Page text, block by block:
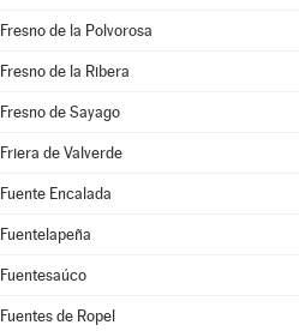
Fresno de la Polvorosa
Fresno de la Ribera
Fresno de Sayago
Friera de Valverde
Fuente Encalada
Fuentelapeña
Fuentesaúco
Fuentes de Ropel